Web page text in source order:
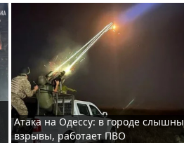
Атака на Одессу: в городе слышны
взрывы, работает ПВО